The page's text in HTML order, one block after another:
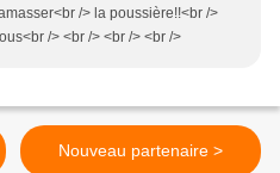
/> la poussière!!<br />
/> <br /> <br /> <br />
Nouveau partenaire >